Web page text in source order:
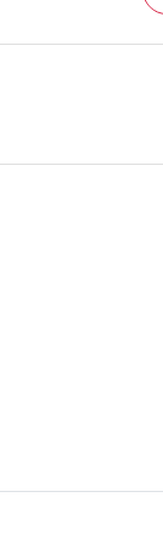
nhẹ nhàng,
dịp – từ công sở
khay, tránh
dung dịch tẩy
hoặc muốn